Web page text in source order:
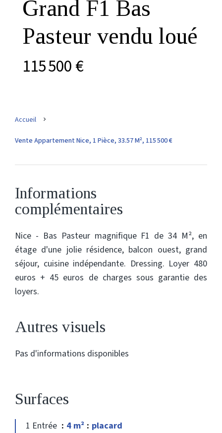
Grand F1 Bas
Pasteur vendu loué
115 500 €
Accueil
Vente Appartement Nice, 1 Pièce, 33.57 M², 115 500 €
Informations
complémentaires
Nice - Bas Pasteur magnifique F1 de 34 M², en
étage d'une jolie résidence, balcon ouest, grand
séjour, cuisine indépendante. Dressing. Loyer 480
euros + 45 euros de charges sous garantie des
loyers.
Autres visuels
Pas d'informations disponibles
Surfaces
1 Entrée 4 m²
placard